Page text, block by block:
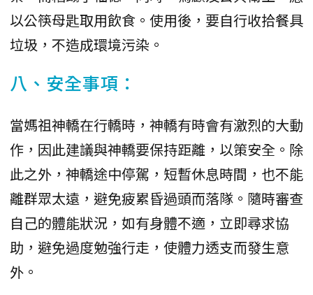
以公筷母匙取用飲食。使用後，要自行收拾餐具
垃圾，不造成環境污染。
八、安全事項：
當媽祖神轎在行轎時，神轎有時會有激烈的大動
作，因此建議與神轎要保持距離，以策安全。除
此之外，神轎途中停駕，短暫休息時間，也不能
離群眾太遠，避免疲累昏過頭而落隊。隨時審查
自己的體能狀況，如有身體不適，立即尋求協
助，避免過度勉強行走，使體力透支而發生意
外。